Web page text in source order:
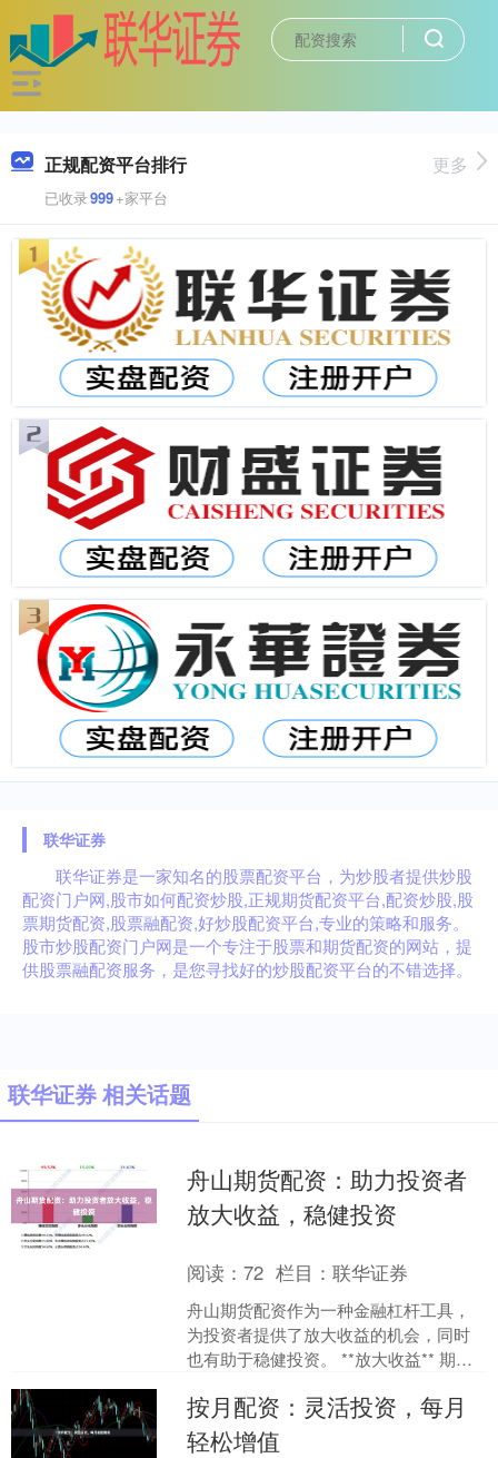
正规配资平台排行
已收录999+家平台
更多
联华证券
联华证券是一家知名的股票配资平台，为炒股者提供炒股
配资门户网,股市如何配资炒股,正规期货配资平台,配资炒股,股
票期货配资,股票融配资,好炒股配资平台,专业的策略和服务。
股市炒股配资门户网是一个专注于股票和期货配资的网站，提
供股票融配资服务，是您寻找好的炒股配资平台的不错选择。
联华证券 相关话题
舟山期货配资：助力投资者
放大收益，稳健投资
阅读：72 栏目：联华证券
舟山期货配资作为一种金融杠杆工具，
为投资者提供了放大收益的机会，同时
也有助于稳健投资。 **放大收益** 期货
以较小的本金撬动....
按月配资：灵活投资，每月
轻松增值